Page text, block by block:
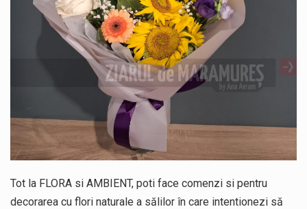
Tot la FLORA si AMBIENT, poti face comenzi si pentru
decorarea cu flori naturale a sălilor în care intentionezi să